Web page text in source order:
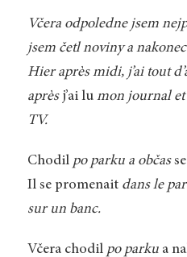
Včera odpoledne jsem
jsem četl noviny a
Hier après midi, j’ai tout
aprèsj’ai lu mon journal
TV.
Chodil po parku a občas
Il se promenait dans le
sur un banc.
Včera chodil po parkua